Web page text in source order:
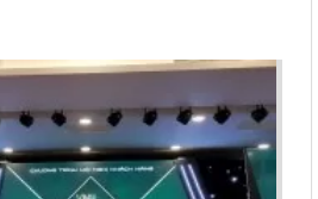
MAY GROUP